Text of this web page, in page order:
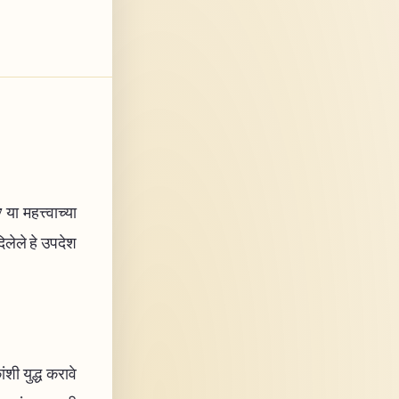
महत्त्वाच्या
हे उपदेश
युद्ध करावे